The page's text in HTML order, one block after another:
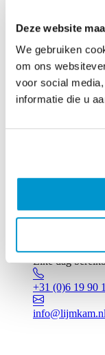
Deze website
We gebruiken
om ons
voor social
informatie die u
Elke dag
+31 (0)6 19 90